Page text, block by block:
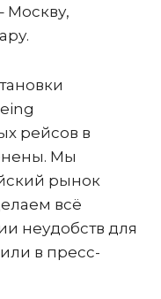
Москву,
рейсов в
Мы
рынок
всё
неудобств для
в пресс-